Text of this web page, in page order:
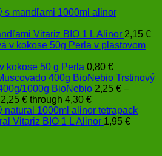
Vitariz BIO 1 L Alinor 2,15 €
kokose 50 g Perla 0,80 €
Trstinový
1000g BioNebio 2,25 € –
€ through 4,30 €
Vitariz BIO 1 L Alinor 1,95 €